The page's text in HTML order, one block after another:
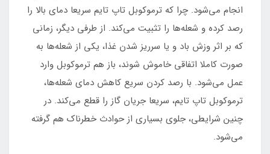
انجام می‌شود. چرا که ترموکوبل تاپ تایم سریعا دمای بالا را
رصد کرده و شعله‌ها را تثبیت می‌کند. از طرفی دیگر،‌ زمانی
که بر اثر وزش باد و یا سرریز شدن غذا، یکی از شعله‌ها به
صورت کاملا اتفاقی خاموش شوند، باز هم ترموکوبل وارد
عمل می‌شود. با رصد کردن سریع کاهش دمای شعله‌ها،
ترموکوبل تاپ تایم، سریعا جریان گاز را قطع می‌کند. در
چنین شرایطی، جلوی بسیاری از حوادث خطرناک هم گرفته
می‌شود.